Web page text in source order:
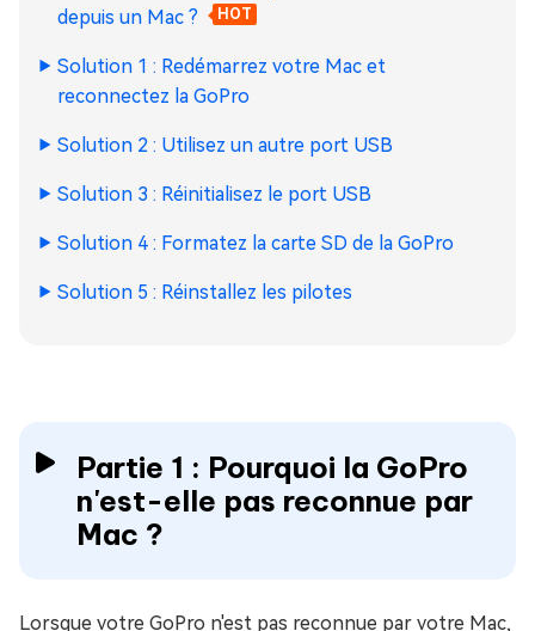
depuis un Mac ?
HOT
Solution 1 : Redémarrez votre Mac et
reconnectez la GoPro
Solution 2 : Utilisez un autre port USB
Solution 3 : Réinitialisez le port USB
Solution 4 : Formatez la carte SD de la GoPro
Solution 5 : Réinstallez les pilotes
Partie 1 : Pourquoi la GoPro
n'est-elle pas reconnue par
Mac ?
Lorsque votre GoPro n'est pas reconnue par votre Mac,